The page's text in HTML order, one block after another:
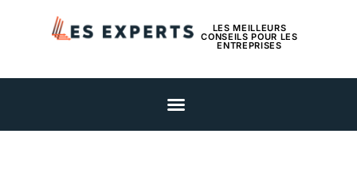
LES MEILLEURS
CONSEILS POUR LES
ENTREPRISES